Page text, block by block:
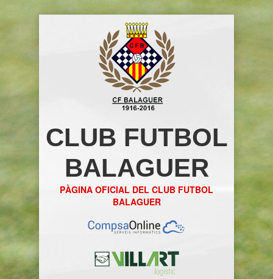
CLUB FUTBOL
BALAGUER
PÀGINA OFICIAL DEL CLUB FUTBOL
BALAGUER